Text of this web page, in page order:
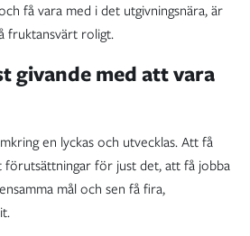
få vara med i det utgivningsnära, är
fruktansvärt roligt.
givande med att vara
en lyckas och utvecklas. Att få
förutsättningar för just det, att få jobba
mål och sen få fira,